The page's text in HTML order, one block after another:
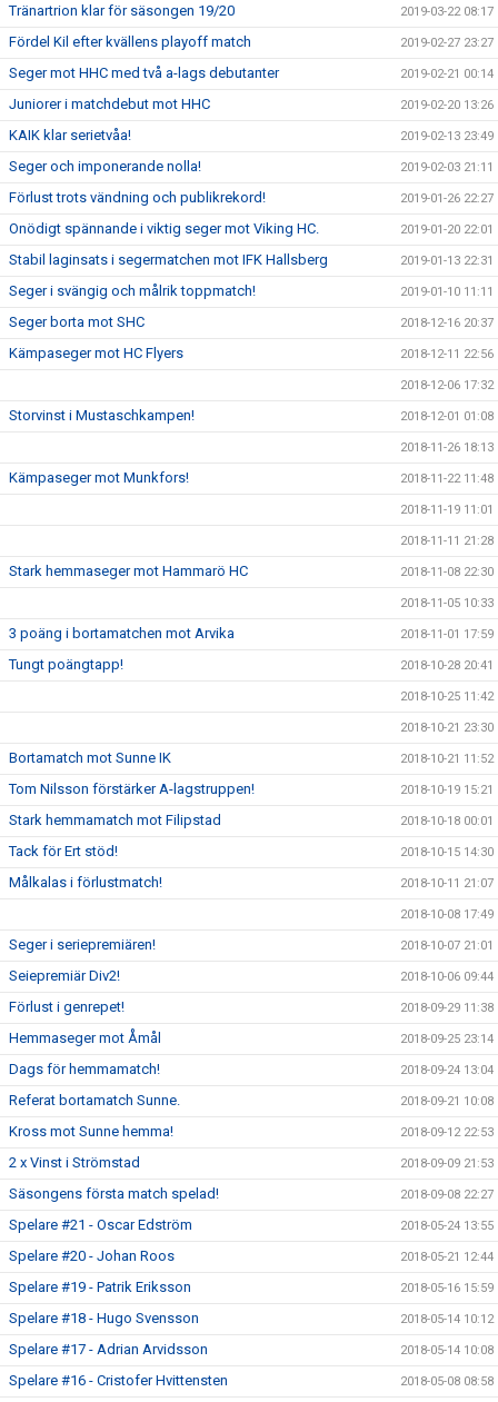
Tränartrion klar för säsongen 19/20 2019-03-22 08:17
Fördel Kil efter kvällens playoff match 2019-02-27 23:27
Seger mot HHC med två a-lags debutanter 2019-02-21 00:14
Juniorer i matchdebut mot HHC 2019-02-20 13:26
KAIK klar serietvåa! 2019-02-13 23:49
Seger och imponerande nolla! 2019-02-03 21:11
Förlust trots vändning och publikrekord! 2019-01-26 22:27
Onödigt spännande i viktig seger mot Viking HC. 2019-01-20 22:01
Stabil laginsats i segermatchen mot IFK Hallsberg 2019-01-13 22:31
Seger i svängig och målrik toppmatch! 2019-01-10 11:11
Seger borta mot SHC 2018-12-16 20:37
Kämpaseger mot HC Flyers 2018-12-11 22:56
2018-12-06 17:32
Storvinst i Mustaschkampen! 2018-12-01 01:08
2018-11-26 18:13
Kämpaseger mot Munkfors! 2018-11-22 11:48
2018-11-19 11:01
2018-11-11 21:28
Stark hemmaseger mot Hammarö HC 2018-11-08 22:30
2018-11-05 10:33
3 poäng i bortamatchen mot Arvika 2018-11-01 17:59
Tungt poängtapp! 2018-10-28 20:41
2018-10-25 11:42
2018-10-21 23:30
Bortamatch mot Sunne IK 2018-10-21 11:52
Tom Nilsson förstärker A-lagstruppen! 2018-10-19 15:21
Stark hemmamatch mot Filipstad 2018-10-18 00:01
Tack för Ert stöd! 2018-10-15 14:30
Målkalas i förlustmatch! 2018-10-11 21:07
2018-10-08 17:49
Seger i seriepremiären! 2018-10-07 21:01
Seiepremiär Div2! 2018-10-06 09:44
Förlust i genrepet! 2018-09-29 11:38
Hemmaseger mot Åmål 2018-09-25 23:14
Dags för hemmamatch! 2018-09-24 13:04
Referat bortamatch Sunne. 2018-09-21 10:08
Kross mot Sunne hemma! 2018-09-12 22:53
2 x Vinst i Strömstad 2018-09-09 21:53
Säsongens första match spelad! 2018-09-08 22:27
Spelare #21 - Oscar Edström 2018-05-24 13:55
Spelare #20 - Johan Roos 2018-05-21 12:44
Spelare #19 - Patrik Eriksson 2018-05-16 15:59
Spelare #18 - Hugo Svensson 2018-05-14 10:12
Spelare #17 - Adrian Arvidsson 2018-05-14 10:08
Spelare #16 - Cristofer Hvittensten 2018-05-08 08:58